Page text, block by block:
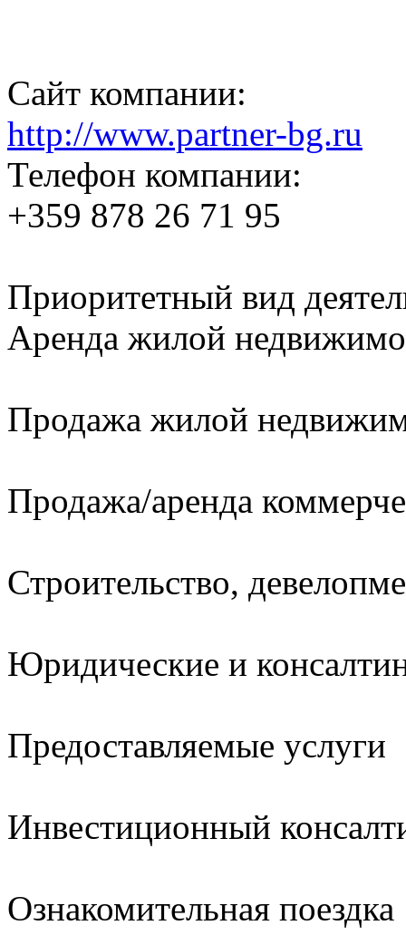
Сайт компании:
http://www.partner-bg.ru
Телефон компании:
+359 878 26 71 95
Приоритетный вид
Аренда жилой
Продажа жилой
Продажа/аренда
Строительство,
Юридические и
Предоставляемые услуги
Инвестиционный
Ознакомительная поездка